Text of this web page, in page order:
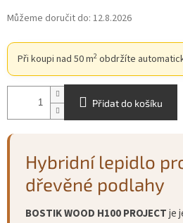
Můžeme doručit do: 12.8.2026
Při koupi nad 50 m2 obdržíte
Přidat do košíku
Hybridní lepidlo
dřevěné podlahy
BOSTIK WOOD H100 PROJECTje